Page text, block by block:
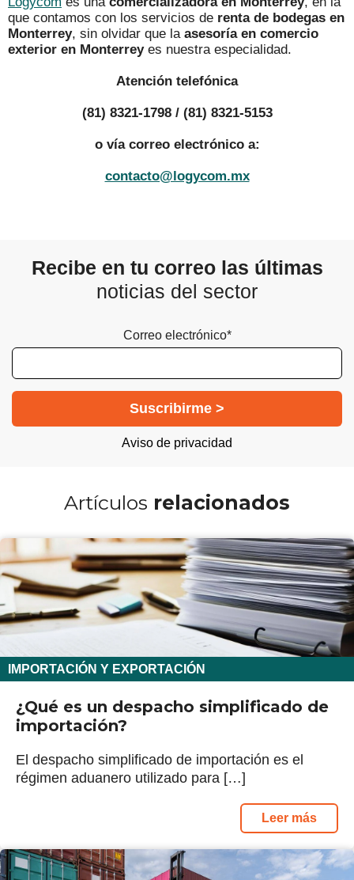
que contamos con los servicios de renta de bodegas en
Monterrey, sin olvidar que la asesoría en comercio
exterior en Monterreyes nuestra especialidad.
Atención telefónica
(81) 8321-1798 / (81) 8321-5153
o vía correo electrónico a:
contacto@logycom.mx
Recibe en tu correo las últimas
noticias del sector
Correo electrónico*
Aviso de privacidad
Artículos relacionados
IMPORTACIÓN Y EXPORTACIÓN
¿Qué es un despacho simplificado de
importación?
El despacho simplificado de importación es el
régimen aduanero utilizado para […]
Leer más